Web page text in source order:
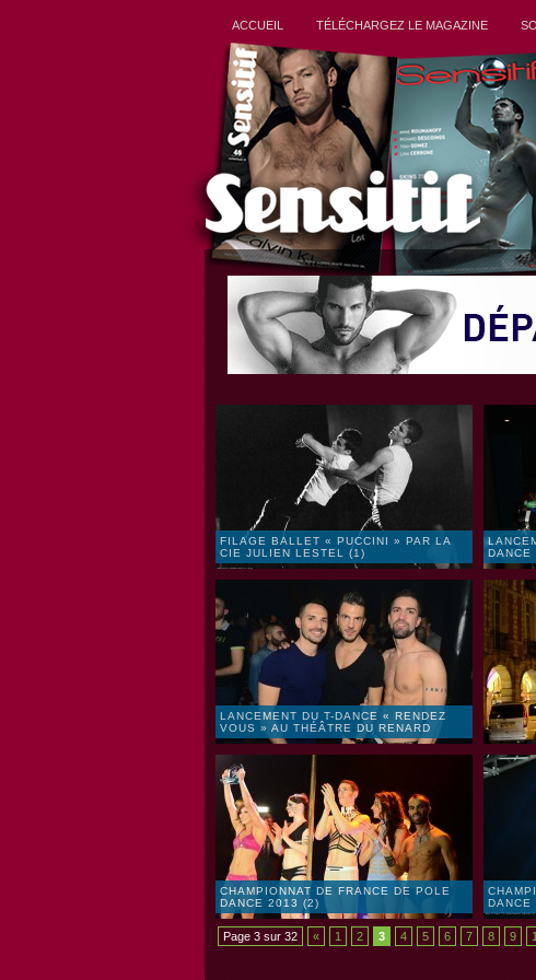
ACCUEIL TÉLÉCHARGEZ LE MAGAZINE
FILAGE BALLET « PUCCINI » PAR LA
CIE JULIEN LESTEL (1)
DANCE
LANCEMENT DU T-DANCE « RENDEZ
VOUS » AU THÉÂTRE DU RENARD
CHAMPIONNAT DE FRANCE DE POLE
DANCE 2013 (2)
Page 3 sur 32 « 1 2 3 4 5 6 7 8 9